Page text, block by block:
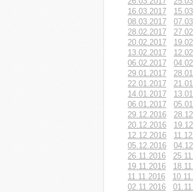
16.03.2017
08.03.2017
28.02.2017
20.02.2017
13.02.2017
06.02.2017
29.01.2017
22.01.2017
14.01.2017
06.01.2017
29.12.2016
20.12.2016
12.12.2016
05.12.2016
26.11.2016
19.11.2016
11.11.2016
02.11.2016